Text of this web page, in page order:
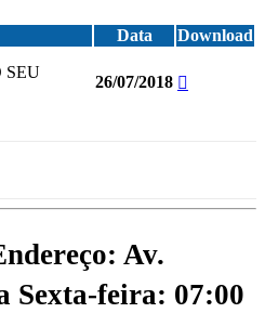
Data
Download
SEU
26/07/2018
Av.
Sexta-feira: 07:00